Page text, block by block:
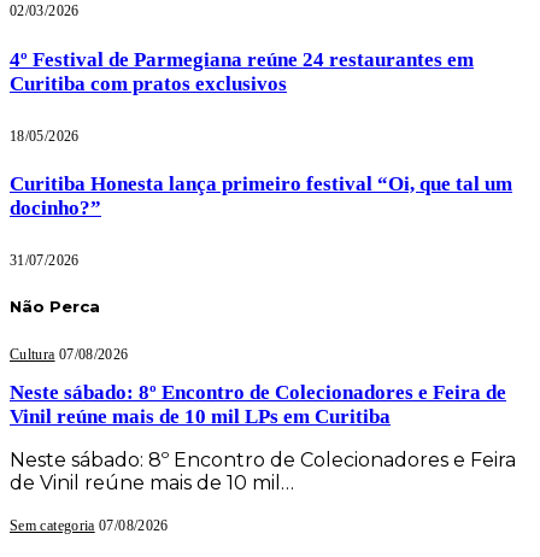
02/03/2026
4º Festival de Parmegiana reúne 24 restaurantes em
Curitiba com pratos exclusivos
18/05/2026
Curitiba Honesta lança primeiro festival “Oi, que tal um
docinho?”
31/07/2026
Não Perca
Cultura 07/08/2026
Neste sábado: 8º Encontro de Colecionadores e Feira de
Vinil reúne mais de 10 mil LPs em Curitiba
Neste sábado: 8º Encontro de Colecionadores e Feira
de Vinil reúne mais de 10 mil…
Sem categoria 07/08/2026